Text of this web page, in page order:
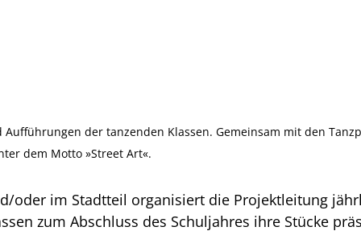
Aufführungen der tanzenden Klassen. Gemeinsam mit den
dem Motto »Street Art«.
oder im Stadtteil organisiert die Projektleitung
zum Abschluss des Schuljahres ihre Stücke